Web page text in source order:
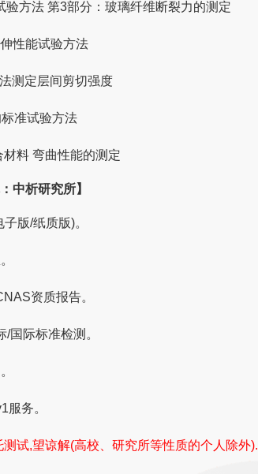
方法 第3部分：玻璃纤维断裂力的测定
性能试验方法
测定层间剪切强度
准试验方法
材料 弯曲性能的测定
中析研究所】
版/纸质版)。
资质报告。
国际标准检测。
服务。
试,望谅解(高校、研究所等性质的个人除外).